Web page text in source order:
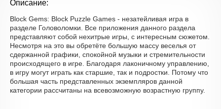
Описание:
Block Gems: Block Puzzle Games - незатейливая игра в
разделе Головоломки. Все приложения данного раздела
представляют собой нехитрые игры, с интересным сюжетом.
Несмотря на это вы обретёте большую массу веселья от
сдержанной графики, спокойной музыки и стремительности
происходящего в игре. Благодаря лаконичному управлению,
в игру могут играть как старшие, так и подростки. Потому что
большая часть представленных экземпляров данной
категории рассчитаны на всевозможную возрастную группу.